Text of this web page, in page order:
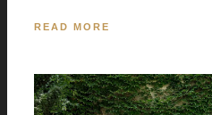
READ MORE